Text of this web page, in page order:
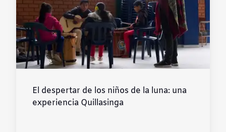
El despertar de los niños de la luna: una
experiencia Quillasinga